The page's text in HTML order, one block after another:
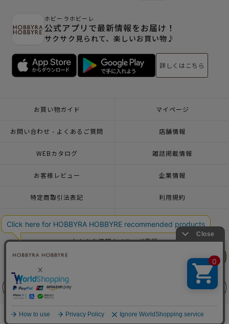
前に戻る
フェア
前に戻る
フェア
ホビーラホビーレ
公式アプリで最新情報をお届け！
サクサク見られて、楽しいお買い物♪
詳しくはこちら
お買い物ガイド マイページ
お問い合わせ - よくあるご質問 店舗情報
WEBカタログ 雑誌掲載情報
お客様レビュー 企業情報
特定商取引法表記 利用規約
一緒に働こう♪求人情報
おトクな情報♪メルマガ登録
© 2026 HOBBYRA HOBBYRE CORPORATION ALL Rights Reserved